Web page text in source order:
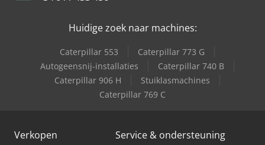
Huidige zoek naar machines:
Caterpillar 553
Caterpillar 773 G
Autogeensnij-installaties
Caterpillar 740 B
Caterpillar 906 H
Stuiklasmachines
Caterpillar 769 C
Verkopen Service & ondersteuning